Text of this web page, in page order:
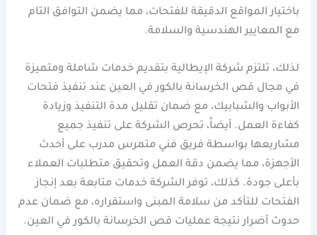
باختيار المواقع الدقيقة للفتحات، مما يضمن التوافق التام
مع المعايير الهندسية والسلامة.
لذلك، تلتزم شركة الإيطالية بتقديم خدمات شاملة ومتميزة
في مجال قص الخرسانة بالكور في العين عند تنفيذ فتحات
الأبواب والشبابيك، مع ضمان تقليل مدة التنفيذ وزيادة
كفاءة العمل. أيضاً، تحرص الشركة على تنفيذ جميع
مشاريعها بواسطة فريق فني متمرس مدرب على أحدث
الأجهزة، مما يضمن دقة العمل وتحقيق متطلبات العملاء
بأعلى جودة. كذلك، توفر الشركة خدمات متابعة بعد إنجاز
الفتحات للتأكد من سلامة المبنى واستقراره، مع ضمان عدم
حدوث أضرار نتيجة عمليات قص الخرسانة بالكور في العين.